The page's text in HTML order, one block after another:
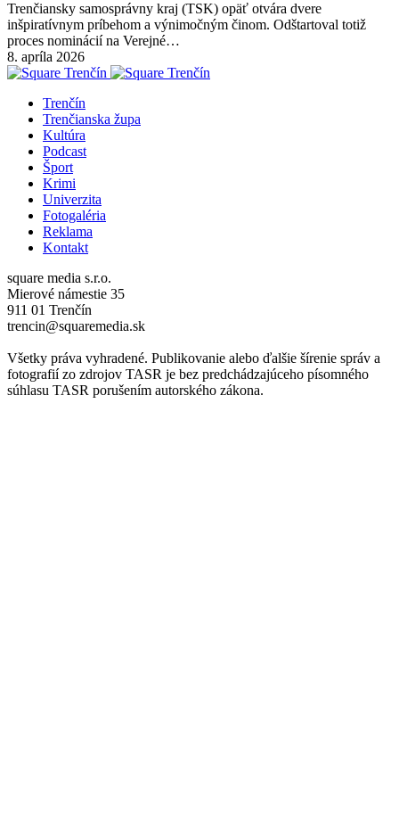
Trenčiansky samosprávny kraj (TSK) opäť otvára dvere
inšpiratívnym príbehom a výnimočným činom. Odštartoval totiž
proces nominácií na Verejné…
8. apríla 2026
Trenčín
Trenčianska župa
Kultúra
Podcast
Šport
Krimi
Univerzita
Fotogaléria
Reklama
Kontakt
square media s.r.o.
Mierové námestie 35
911 01 Trenčín
trencin@squaremedia.sk
Všetky práva vyhradené. Publikovanie alebo ďalšie šírenie správ a
fotografií zo zdrojov TASR je bez predchádzajúceho písomného
súhlasu TASR porušením autorského zákona.